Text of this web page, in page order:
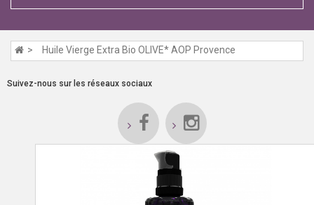
Huile Vierge Extra Bio OLIVE* AOP Provence
Suivez-nous sur les réseaux sociaux